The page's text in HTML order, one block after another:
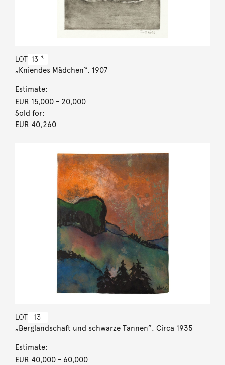
LOT 13 R
„Kniendes Mädchen“. 1907
Estimate:
EUR 15,000- 20,000
Sold for:
EUR 40,260
LOT 13
„Berglandschaft und schwarze Tannen”. Circa 1935
Estimate:
EUR 40,000- 60,000